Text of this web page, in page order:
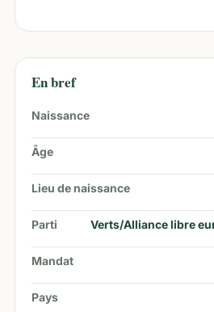
En bref
Naissance
Âge
Lieu de naissance
Parti Verts/Alliance libre
Mandat
Pays